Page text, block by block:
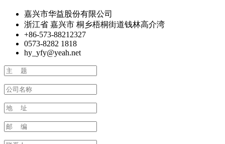
嘉兴市华益股份有限公司
浙江省 嘉兴市 桐乡梧桐街道钱林高介湾
+86-573-88212327
0573-8282 1818
hy_yfy@yeah.net